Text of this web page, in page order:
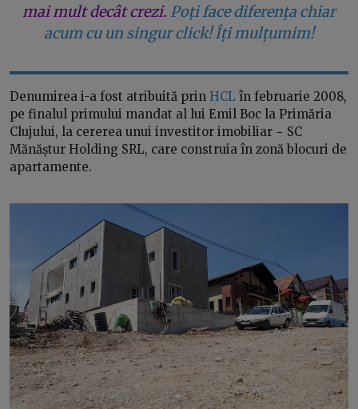
mai mult decât crezi. Poți face diferența chiar
acum cu un singur click! Îți mulțumim!
Denumirea i-a fost atribuită prin HCL în februarie 2008,
pe finalul primului mandat al lui Emil Boc la Primăria
Clujului, la cererea unui investitor imobiliar − SC
Mănăștur Holding SRL, care construia în zonă blocuri de
apartamente.